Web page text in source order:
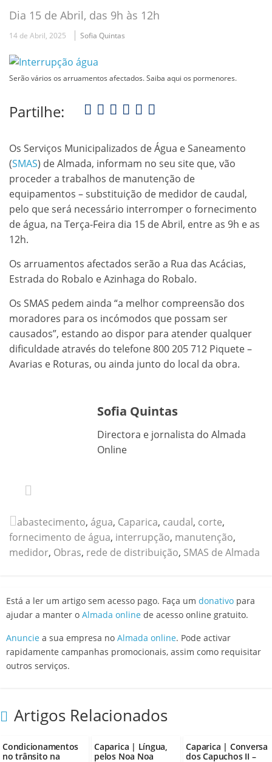
Dia 15 de Abril, das 9h às 12h
14 de Abril, 2025 Sofia Quintas
Serão vários os arruamentos afectados. Saiba aqui os pormenores.
Partilhe:
Os Serviços Municipalizados de Água e Saneamento
(SMAS) de Almada, informam no seu site que, vão
proceder a trabalhos de manutenção de
equipamentos – substituição de medidor de caudal,
pelo que será necessário interromper o fornecimento
de água, na Terça-Feira dia 15 de Abril, entre as 9h e as
12h.
Os arruamentos afectados serão a Rua das Acácias,
Estrada do Robalo e Azinhaga do Robalo.
Os SMAS pedem ainda “a melhor compreensão dos
moradores para os incómodos que possam ser
causados”, estando ao dispor para atender qualquer
dificuldade através do telefone 800 205 712 Piquete –
Avarias e Roturas, ou ainda junto do local da obra.
Sofia Quintas
Directora e jornalista do Almada
Online
abastecimento, água, Caparica, caudal, corte,
fornecimento de água, interrupção, manutenção,
medidor, Obras, rede de distribuição, SMAS de Almada
Está a ler um artigo sem acesso pago. Faça um donativo para
ajudar a manter o Almada online de acesso online gratuito.
Anuncie a sua empresa no Almada online. Pode activar
rapidamente campanhas promocionais, assim como requisitar
outros serviços.
Artigos Relacionados
Condicionamentos
no trânsito na
Caparica | Língua,
pelos Noa Noa
Caparica | Conversa
dos Capuchos II –